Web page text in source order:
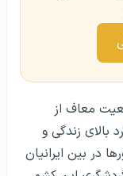
معاف از
بالای زندگی و
در بین ایرانیان